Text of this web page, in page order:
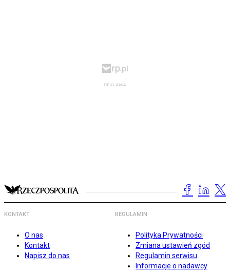
KONTAKT
O nas
Kontakt
Napisz do nas
REGULAMIN
Polityka Prywatności
Zmiana ustawień zgód
Regulamin serwisu
Informacje o nadawcy